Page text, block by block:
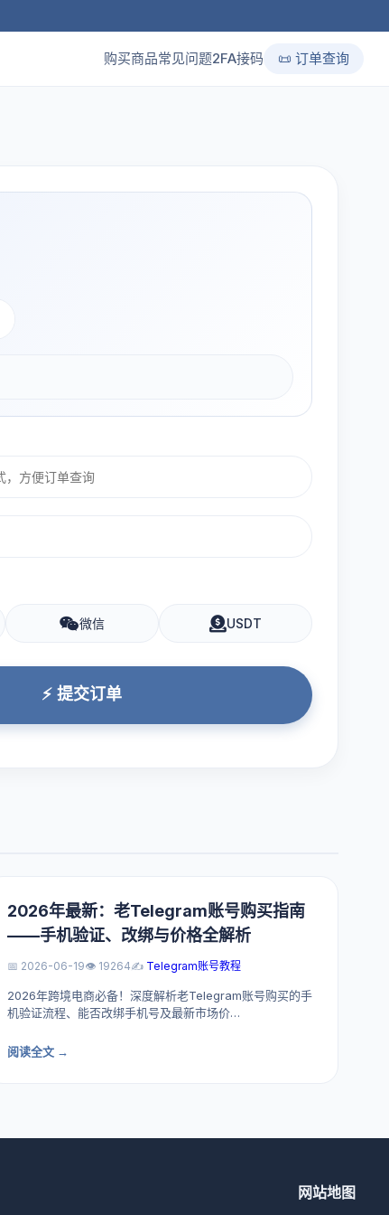
购买商品常见问题2FA接码 📜 订单查询
微信 USDT
⚡ 提交订单
2026年最新：老Telegram账号购买指南
——手机验证、改绑与价格全解析
📅 2026-06-19👁️ 19264✍️ Telegram账号教程
2026年跨境电商必备！深度解析老Telegram账号购买的手
机验证流程、能否改绑手机号及最新市场价…
阅读全文 →
网站地图